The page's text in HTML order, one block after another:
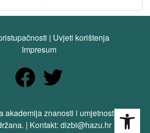
| Uvjeti korištenja
Impresum
akademija znanosti i umjetnosti. Sva
| Kontakt: dizbi@hazu.hr